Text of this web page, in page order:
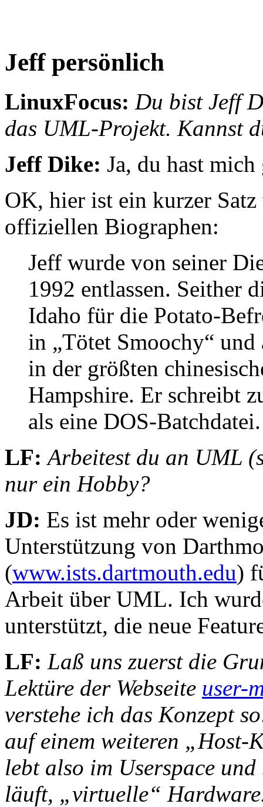
Jeff persönlich
LinuxFocus: Du bist Jeff
das UML-Projekt. Kannst
Jeff Dike: Ja, du hast
OK, hier ist ein kurzer
offiziellen Biographen:
Jeff wurde von seiner
1992 entlassen. Seither
Idaho für die Potato-
in „Tötet Smoochy“
in der größten
Hampshire. Er schreibt
als eine DOS-Batchdatei.
LF: Arbeitest du an UML
nur ein Hobby?
JD: Es ist mehr oder
Unterstützung von
(www.ists.dartmouth.edu)
Arbeit über UML. Ich
unterstützt, die neue
LF: Laß uns zuerst die
Lektüre der Webseite user-
verstehe ich das Konzept
auf einem weiteren
lebt also im Userspace
läuft, „virtuelle“